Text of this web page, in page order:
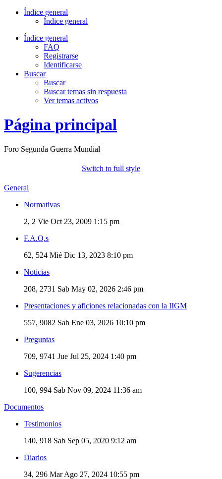
Índice general
Índice general
Índice general
FAQ
Registrarse
Identificarse
Buscar
Buscar
Buscar temas sin respuesta
Ver temas activos
Página principal
Foro Segunda Guerra Mundial
Switch to full style
General
Normativas
2, 2 Vie Oct 23, 2009 1:15 pm
F.A.Q.s
62, 524 Mié Dic 13, 2023 8:10 pm
Noticias
208, 2731 Sab May 02, 2026 2:46 pm
Presentaciones y aficiones relacionadas con la IIGM
557, 9082 Sab Ene 03, 2026 10:10 pm
Preguntas
709, 9741 Jue Jul 25, 2024 1:40 pm
Sugerencias
100, 994 Sab Nov 09, 2024 11:36 am
Documentos
Testimonios
140, 918 Sab Sep 05, 2020 9:12 am
Diarios
34, 296 Mar Ago 27, 2024 10:55 pm